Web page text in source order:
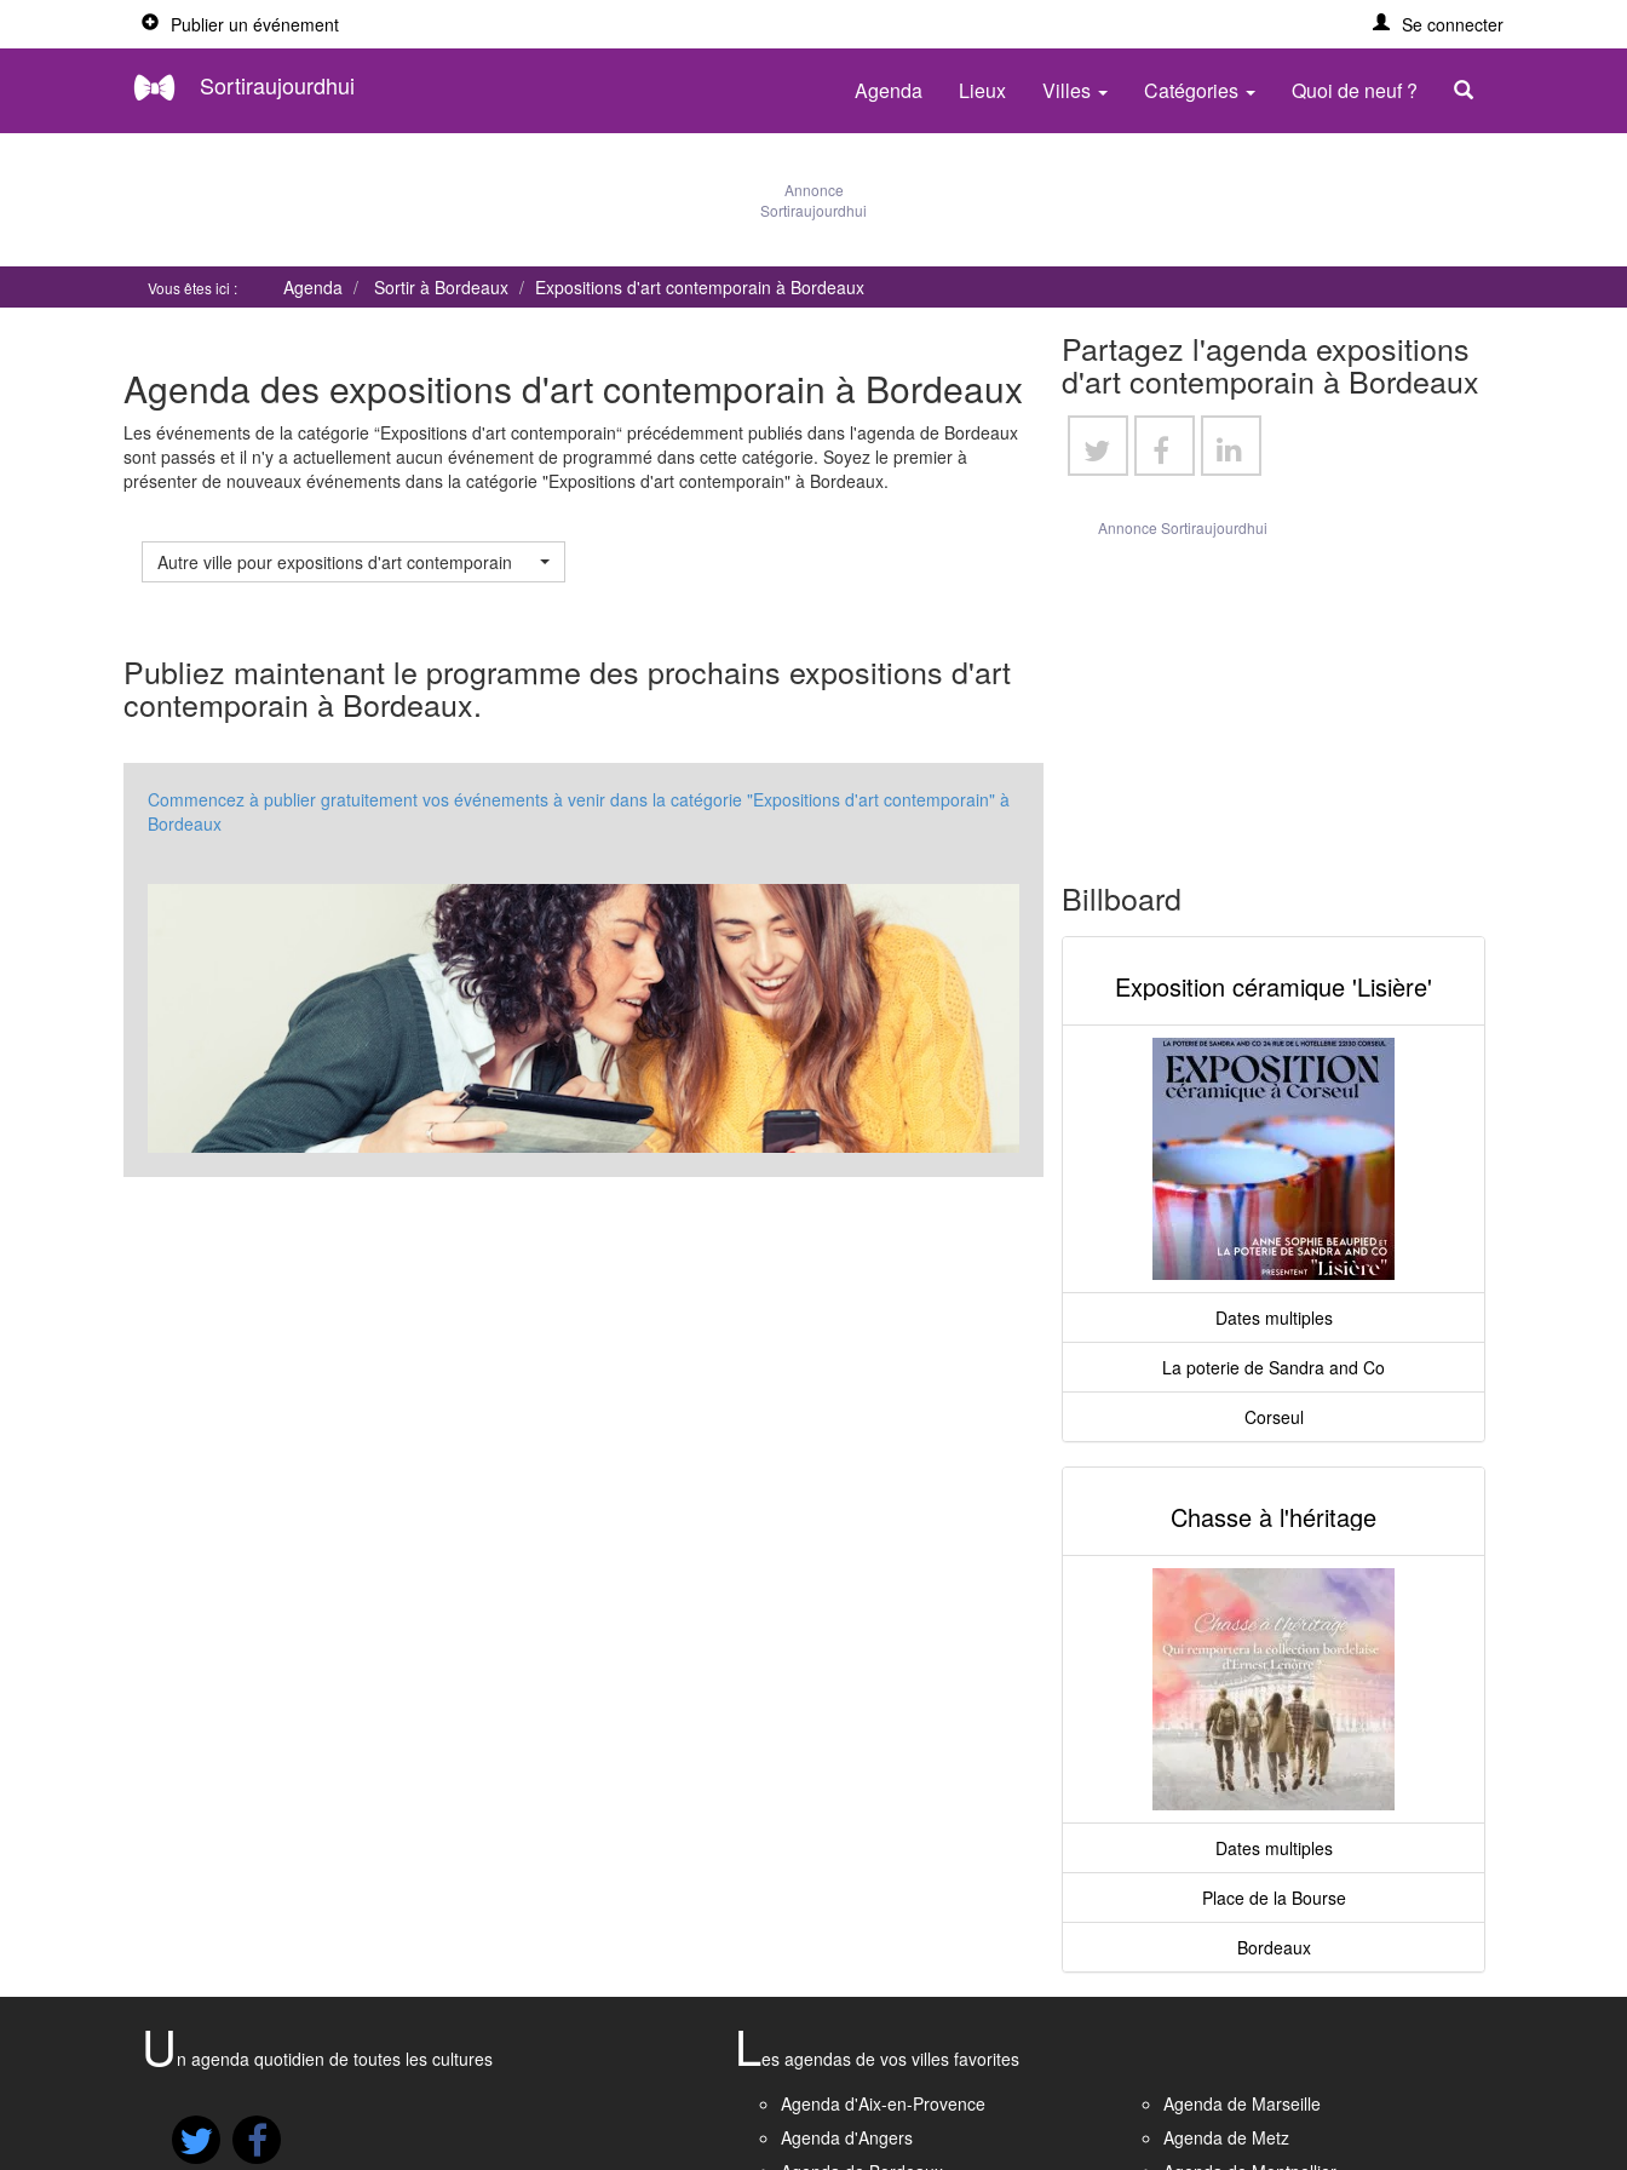
Publier un événement Se connecter
Sortiraujourdhui Agenda Lieux Villes Catégories Quoi de neuf ?
Annonce
Sortiraujourdhui
Vous êtes ici : Agenda Sortir à Bordeaux Expositions d'art contemporain à Bordeaux
Agenda des expositions d'art contemporain à Bordeaux
Les événements de la catégorie “Expositions d'art contemporain“ précédemment publiés dans l'agenda de Bordeaux
sont passés et il n'y a actuellement aucun événement de programmé dans cette catégorie. Soyez le premier à
présenter de nouveaux événements dans la catégorie "Expositions d'art contemporain" à Bordeaux.
Autre ville pour expositions d'art contemporain
Publiez maintenant le programme des prochains expositions d'art
contemporain à Bordeaux.
Commencez à publier gratuitement vos événements à venir dans la catégorie "Expositions d'art contemporain" à
Bordeaux
Partagez l'agenda expositions
d'art contemporain à Bordeaux
Annonce Sortiraujourdhui
Billboard
Exposition céramique 'Lisière'
Dates multiples
La poterie de Sandra and Co
Corseul
Chasse à l'héritage
Dates multiples
Place de la Bourse
Bordeaux
U n agenda quotidien de toutes les cultures Les agendas de vos villes favorites
Agenda d'Aix-en-Provence
Agenda d'Angers
Agenda de Marseille
Agenda de Metz